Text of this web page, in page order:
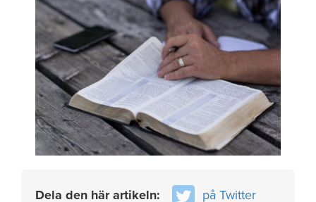
Dela den här artikeln:
på Twitter